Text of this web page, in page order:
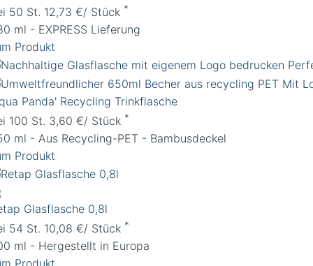
50 St. 12,73 €/ Stück *
ml - EXPRESS Lieferung
Produkt
Panda' Recycling Trinkflasche
100 St. 3,60 €/ Stück *
ml - Aus Recycling-PET - Bambusdeckel
Produkt
Glasflasche 0,8l
54 St. 10,08 €/ Stück *
ml - Hergestellt in Europa